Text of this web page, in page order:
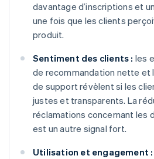
davantage d’inscriptions et
une fois que les clients
produit.
Sentiment des clients : les
de recommandation nette
de support révèlent si les
justes et transparents. La
réclamations concernant les
est un autre signal fort.
Utilisation et engagement :